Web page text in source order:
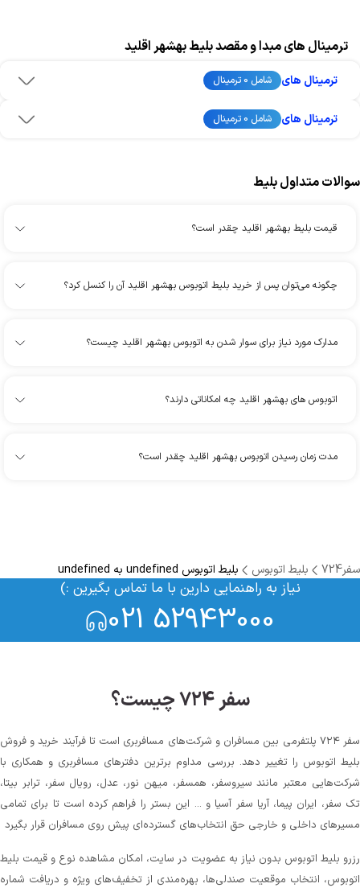
ترمینال های مبدا و مقصد بلیط بهشهر اقلید
ترمینال های شامل 0 ترمینال
ترمینال های شامل 0 ترمینال
سوالات متداول بلیط
قیمت بلیط بهشهر اقلید چقدر است؟
چگونه می‌توان پس از خرید بلیط اتوبوس بهشهر اقلید آن را کنسل کرد؟
مدارک مورد نیاز برای سوار شدن به اتوبوس بهشهر اقلید چیست؟
اتوبوس های بهشهر اقلید چه امکاناتی دارند؟
مدت زمان رسیدن اتوبوس بهشهر اقلید چقدر است؟
سفر724 بلیط اتوبوس بلیط اتوبوس undefined به undefined
نیاز به راهنمایی دارین با ما تماس بگیرین :)
021 52943000
سفر ۷۲۴ چیست؟
سفر ۷۲۴ پلتفرمی بین مسافران و شرکت‌های مسافربری است تا فرآیند خرید و فروش
بلیط اتوبوس را تغییر دهد. بررسی مداوم برترین دفترهای مسافربری و همکاری با
شرکت‌هایی معتبر مانند سیروسفر، همسفر، میهن‌ نور، عدل، رویال سفر، ترابر بیتا،
تک سفر، ایران پیما، آریا سفر آسیا و ... این بستر را فراهم کرده است تا برای تمامی
مسیرهای داخلی و خارجی حق انتخاب‌های گسترده‌ای پیش روی مسافران قرار بگیرد
رزرو بلیط اتوبوس بدون نیاز به عضویت در سایت، امکان مشاهده نوع و قیمت بلیط
اتوبوس، انتخاب موقعیت صندلی‌ها، بهره‌مندی از تخفیف‌های ویژه و دریافت شماره‌